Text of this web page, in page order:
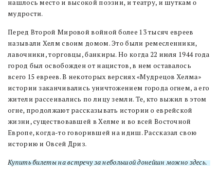
нашлось место и высокой поэзии, и театру, и шуткам о
мудрости.
Перед Второй Мировой войной более 13 тысяч евреев
называли Хелм своим домом. Это были ремесленники,
лавочники, торговцы, банкиры. Но когда 22 июля 1944 года
город был освобожден от нацистов, в нем оставалось
всего 15 евреев. В некоторых версиях «Мудрецов Хелма»
истории заканчивались уничтожением города огнем, а его
жители рассеивались по лицу земли. Те, кто выжил в этом
огне, продолжают рассказывать истории о еврейской
жизни, существовавшей в Хелме и во всей Восточной
Европе, когда-то говорившей на идиш. Рассказал свою
историю и Овсей Дриз.
Купить билеты на встречу за небольшой донейшн можно здесь.